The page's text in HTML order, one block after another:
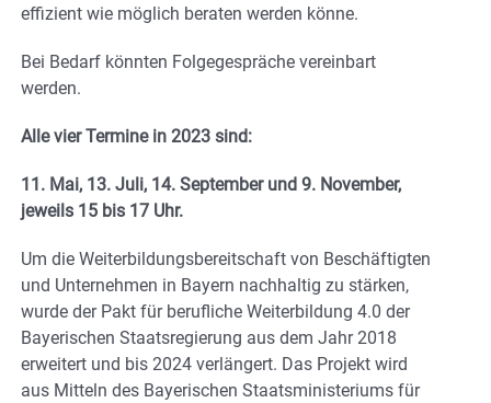
effizient wie möglich beraten werden könne.
Bei Bedarf könnten Folgegespräche vereinbart
werden.
Alle vier Termine in 2023 sind:
11. Mai, 13. Juli, 14. September und 9. November,
jeweils 15 bis 17 Uhr.
Um die Weiterbildungsbereitschaft von Beschäftigten
und Unternehmen in Bayern nachhaltig zu stärken,
wurde der Pakt für berufliche Weiterbildung 4.0 der
Bayerischen Staatsregierung aus dem Jahr 2018
erweitert und bis 2024 verlängert. Das Projekt wird
aus Mitteln des Bayerischen Staatsministeriums für